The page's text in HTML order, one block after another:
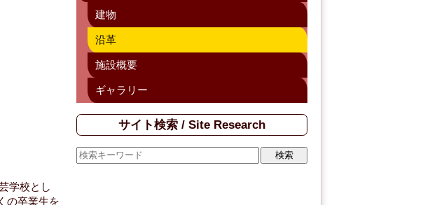
学校とし
の卒業生を
k
h
a
n
el
建物
沿革
施設概要
ギャラリー
サイト検索 / Site Research